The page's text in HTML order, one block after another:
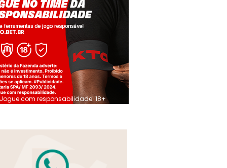
Jogue com responsabilidade. 18+